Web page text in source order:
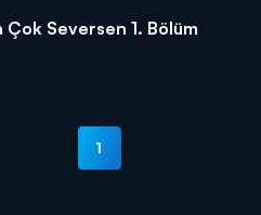
Çok Seversen 1. Bölüm
1